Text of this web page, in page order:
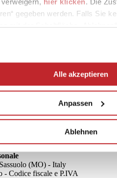
gegeben werden. Falls Sie
mit der Schaltfläche
Alle akzeptieren
Anpassen
Ablehnen
(MO) - Italy
- Codice fiscale e P.IVA